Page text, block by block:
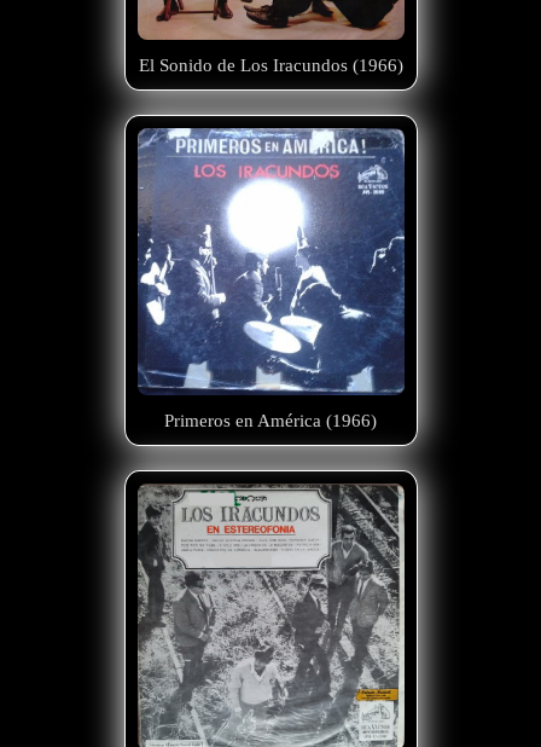
El Sonido de Los Iracundos (1966)
Primeros en América (1966)